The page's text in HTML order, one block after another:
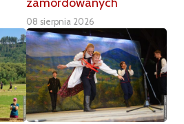
08 sierpnia 2026